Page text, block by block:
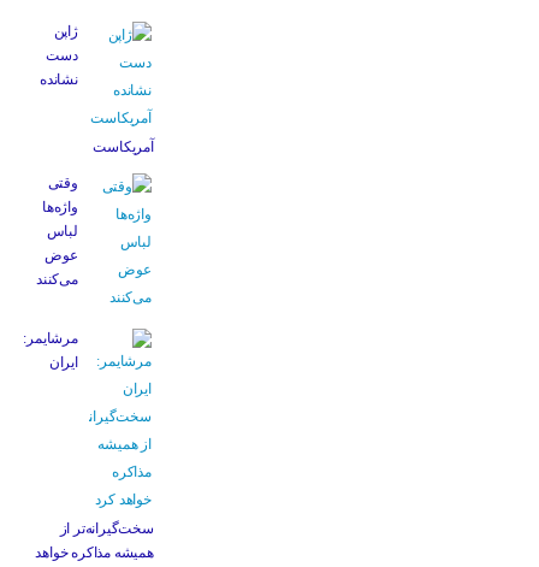
ژاپن
دست
نشانده
آمریکاست
وقتی
واژه‌ها
لباس
عوض
می‌کنند
مرشایمر:
ایران
سخت‌گیرانه‌تر از
همیشه مذاکره خواهد